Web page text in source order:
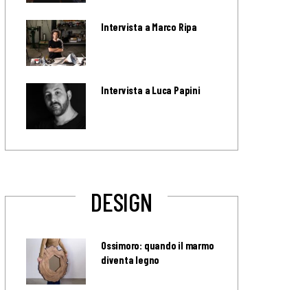
Intervista a Marco Ripa
Intervista a Luca Papini
DESIGN
Ossimoro: quando il marmo
diventa legno